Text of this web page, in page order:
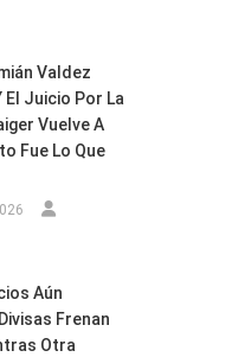
Valdez
El Juicio Por La
Vuelve A
Fue Lo Que
Aún
Frenan
Otra